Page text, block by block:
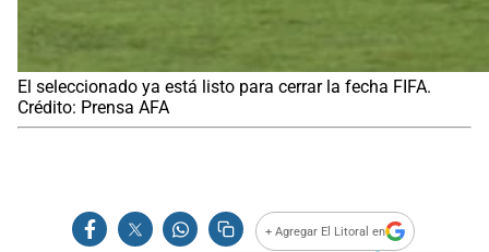
El seleccionado ya está listo para cerrar la fecha FIFA.
Crédito: Prensa AFA
+ Agregar El Litoral en